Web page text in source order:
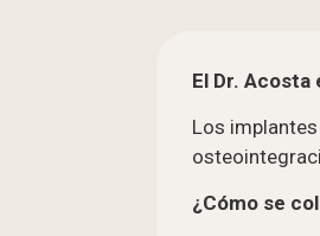
El Dr.
Los
¿Cómo se